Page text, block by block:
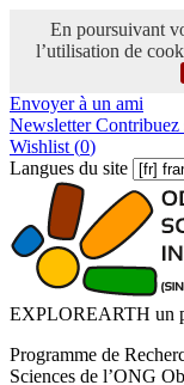
En poursuivant
l’utilisation de
Envoyer à un ami
NewsletterContribuez
Wishlist (0)
Langues du site
EXPLOREARTH un
Programme de
Sciences de l’ONG